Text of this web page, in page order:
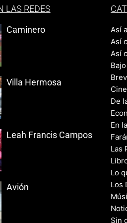
LAS REDES
Caminero
Villa Hermosa
Leah Francis Campos
Avión
Así
Así
Así
Cine
De
En
Las
Lo
Los
Sin